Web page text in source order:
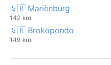
🇸🇷 Mariënburg
142 km
🇸🇷 Brokopondo
149 km